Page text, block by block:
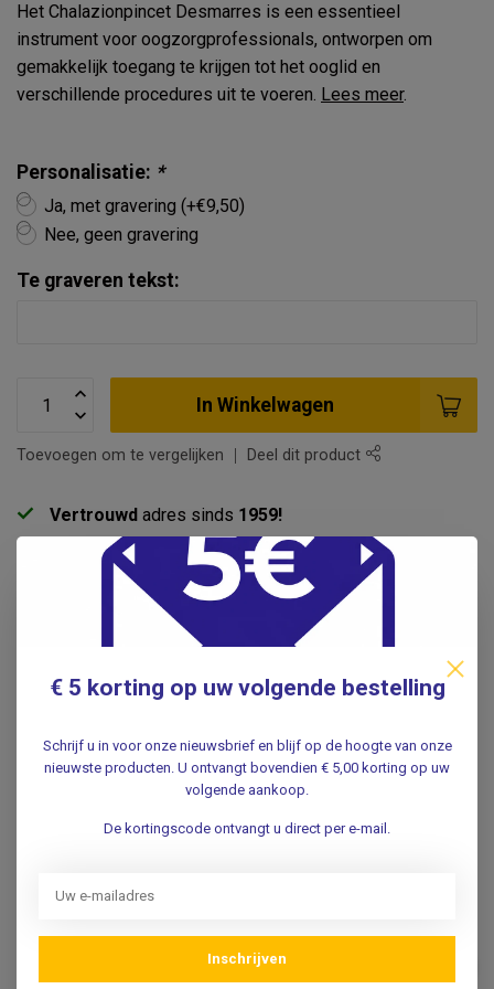
Het Chalazionpincet Desmarres is een essentieel
instrument voor oogzorgprofessionals, ontworpen om
gemakkelijk toegang te krijgen tot het ooglid en
verschillende procedures uit te voeren. Lees meer.
Personalisatie: *
Ja, met gravering (+€9,50)
Nee, geen gravering
Te graveren tekst:
In Winkelwagen
Toevoegen om te vergelijken Deel dit product
Vertrouwd adres sinds 1959!
Voor 16.00uur besteld
, dezelfde werkdag verwerkt.
verzending inNL & BEvanaf
€85 *
in Duivendrecht
Productomschrijving
Specificaties
Gerelateerde producten
Chalazionpincet Desmarres -
€ 5 korting op uw volgende bestelling
Schrijf u in voor onze nieuwsbrief en blijf op de hoogte van onze
nieuwste producten. U ontvangt bovendien € 5,00 korting op uw
volgende aankoop.
De kortingscode ontvangt u direct per e-mail.
Inschrijven